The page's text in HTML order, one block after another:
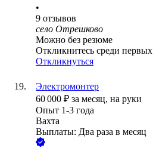
•
9 отзывов
село Отрешково
Можно без резюме
Откликнитесь среди первых
Откликнуться
Электромонтер
60 000 ₽ за месяц, на руки
Опыт 1-3 года
Вахта
Выплаты: Два раза в месяц